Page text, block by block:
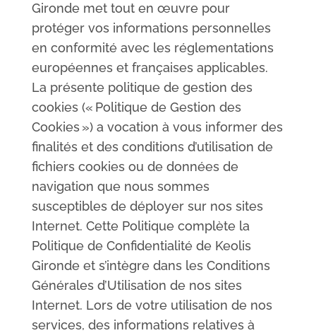
Gironde met tout en œuvre pour
protéger vos informations personnelles
en conformité avec les réglementations
européennes et françaises applicables.
La présente politique de gestion des
cookies (« Politique de Gestion des
Cookies ») a vocation à vous informer des
finalités et des conditions d’utilisation de
fichiers cookies ou de données de
navigation que nous sommes
susceptibles de déployer sur nos sites
Internet. Cette Politique complète la
Politique de Confidentialité de Keolis
Gironde et s’intègre dans les Conditions
Générales d’Utilisation de nos sites
Internet. Lors de votre utilisation de nos
services, des informations relatives à